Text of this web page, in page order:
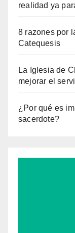
realidad ya
8 razones por
Catequesis
La Iglesia de
mejorar el
¿Por qué es
sacerdote?